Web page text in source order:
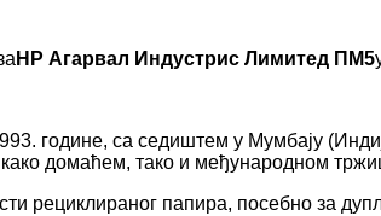
НР Агарвал Индустрис Лимитед ПМ5
године, са седиштем у Мумбају
домаћем, тако и међународном
рециклираног папира, посебно за